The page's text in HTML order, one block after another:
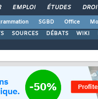
EMPLOI ÉTUDES
SGBD Office
SOURCES DÉBATS WIKI